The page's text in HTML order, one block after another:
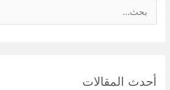
ثأحدث المقالات